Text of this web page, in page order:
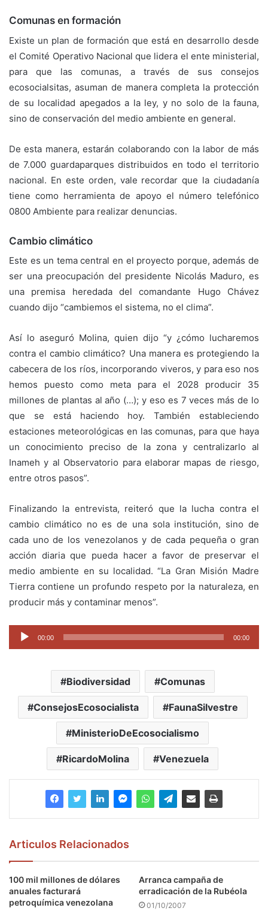
Comunas en formación
Existe un plan de formación que está en desarrollo desde
el Comité Operativo Nacional que lidera el ente ministerial,
para que las comunas, a través de sus consejos
ecosocialsitas, asuman de manera completa la protección
de su localidad apegados a la ley, y no solo de la fauna,
sino de conservación del medio ambiente en general.
De esta manera, estarán colaborando con la labor de más
de 7.000 guardaparques distribuidos en todo el territorio
nacional. En este orden, vale recordar que la ciudadanía
tiene como herramienta de apoyo el número telefónico
0800 Ambiente para realizar denuncias.
Cambio climático
Este es un tema central en el proyecto porque, además de
ser una preocupación del presidente Nicolás Maduro, es
una premisa heredada del comandante Hugo Chávez
cuando dijo “cambiemos el sistema, no el clima”.
Así lo aseguró Molina, quien dijo “y ¿cómo lucharemos
contra el cambio climático? Una manera es protegiendo la
cabecera de los ríos, incorporando viveros, y para eso nos
hemos puesto como meta para el 2028 producir 35
millones de plantas al año (…); y eso es 7 veces más de lo
que se está haciendo hoy. También estableciendo
estaciones meteorológicas en las comunas, para que haya
un conocimiento preciso de la zona y centralizarlo al
Inameh y al Observatorio para elaborar mapas de riesgo,
entre otros pasos”.
Finalizando la entrevista, reiteró que la lucha contra el
cambio climático no es de una sola institución, sino de
cada uno de los venezolanos y de cada pequeña o gran
acción diaria que pueda hacer a favor de preservar el
medio ambiente en su localidad. “La Gran Misión Madre
Tierra contiene un profundo respeto por la naturaleza, en
producir más y contaminar menos”.
Reproductor
de
00:00 00:00
Biodiversidad Comunas
ConsejosEcosocialista FaunaSilvestre
MinisterioDeEcosocialismo
RicardoMolina Venezuela
Articulos Relacionados
100 mil millones de dólares
anuales facturará
petroquímica venezolana
Arranca campaña de
erradicación de la Rubéola
01/10/2007